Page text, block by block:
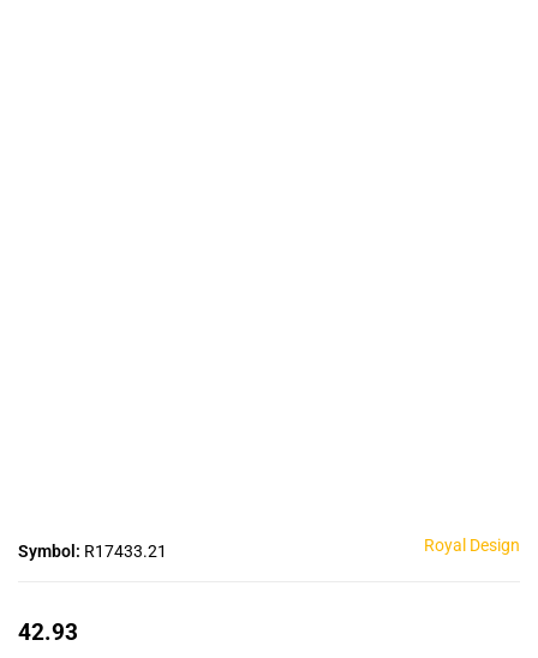
Symbol: R17433.21 Royal Design
42.93